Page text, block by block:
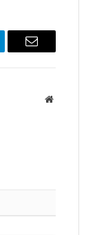
Email
Website